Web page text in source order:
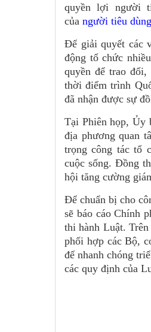
quyền lợi người
của người tiêu dùng
Để giải quyết các
động tổ chức
quyền để trao
thời điểm trình
đã nhận được sự
Tại Phiên họp, Ủy
địa phương quan
trọng công tác tổ
cuộc sống. Đồng
hội tăng cường
Để chuẩn bị cho
sẽ báo cáo Chính
thi hành Luật.
phối hợp các Bộ,
để nhanh chóng
các quy định của
Hòa